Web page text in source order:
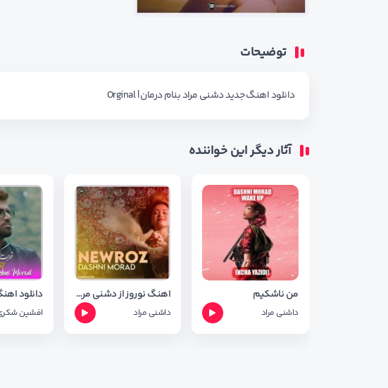
توضیحات
دانلود اهنگ جدید دشنی مراد بنام درمان | Orginal
آثار دیگر این خواننده
من ناشکیم
داشنی مراد
اهنگ نوروز از دشنی مراد + متن آهنگ
داشنی مراد افشین